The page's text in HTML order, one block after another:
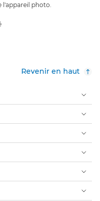
l'appareil photo.
Revenir en haut